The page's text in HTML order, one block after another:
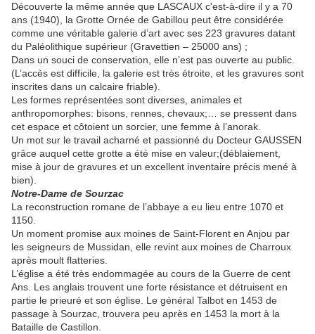
Découverte la même année que LASCAUX c'est-à-dire il y a 70
ans (1940), la Grotte Ornée de Gabillou peut être considérée
comme une véritable galerie d’art avec ses 223 gravures datant
du Paléolithique supérieur (Gravettien – 25000 ans) ;
Dans un souci de conservation, elle n’est pas ouverte au public.
(L’accès est difficile, la galerie est très étroite, et les gravures sont
inscrites dans un calcaire friable).
Les formes représentées sont diverses, animales et
anthropomorphes: bisons, rennes, chevaux;… se pressent dans
cet espace et côtoient un sorcier, une femme à l’anorak.
Un mot sur le travail acharné et passionné du Docteur GAUSSEN
grâce auquel cette grotte a été mise en valeur;(déblaiement,
mise à jour de gravures et un excellent inventaire précis mené à
bien).
Notre-Dame de Sourzac
La reconstruction romane de l’abbaye a eu lieu entre 1070 et
1150.
Un moment promise aux moines de Saint-Florent en Anjou par
les seigneurs de Mussidan, elle revint aux moines de Charroux
après moult flatteries.
L’église a été très endommagée au cours de la Guerre de cent
Ans. Les anglais trouvent une forte résistance et détruisent en
partie le prieuré et son église. Le général Talbot en 1453 de
passage à Sourzac, trouvera peu après en 1453 la mort à la
Bataille de Castillon.